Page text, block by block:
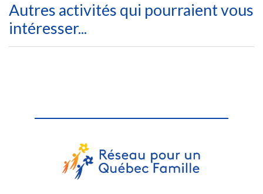
Autres activités qui pourraient vous
intéresser...